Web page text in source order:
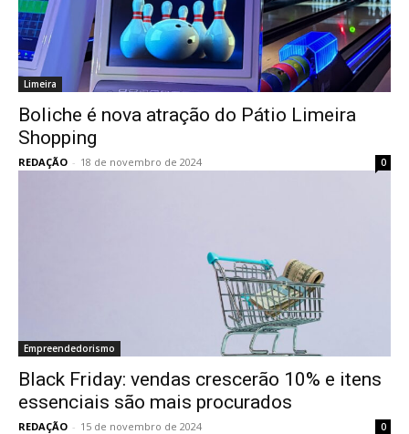
Limeira
Boliche é nova atração do Pátio Limeira
Shopping
REDAÇÃO - 18 de novembro de 2024 0
Empreendedorismo
Black Friday: vendas crescerão 10% e itens
essenciais são mais procurados
REDAÇÃO - 15 de novembro de 2024 0